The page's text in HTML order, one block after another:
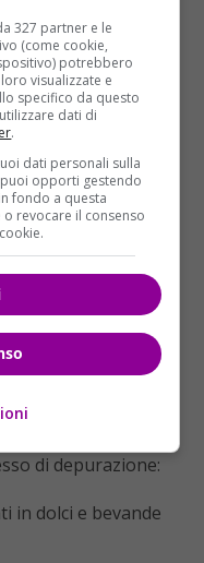
broccoli,
per un apporto
e antiossidanti,
e riso integrale
salute intestinale
o il nasello, per
di depurazione:
in dolci e bevande
327 partner e le
(come cookie,
potrebbero
visualizzate e
specifico da questo
dati di
.
dati personali sulla
opporti gestendo
fondo a questa
revocare il consenso